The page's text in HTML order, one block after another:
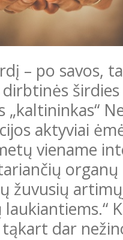
– po savos,
„kaltininkas“
aktyviai
viename
žuvusių
tąkart dar